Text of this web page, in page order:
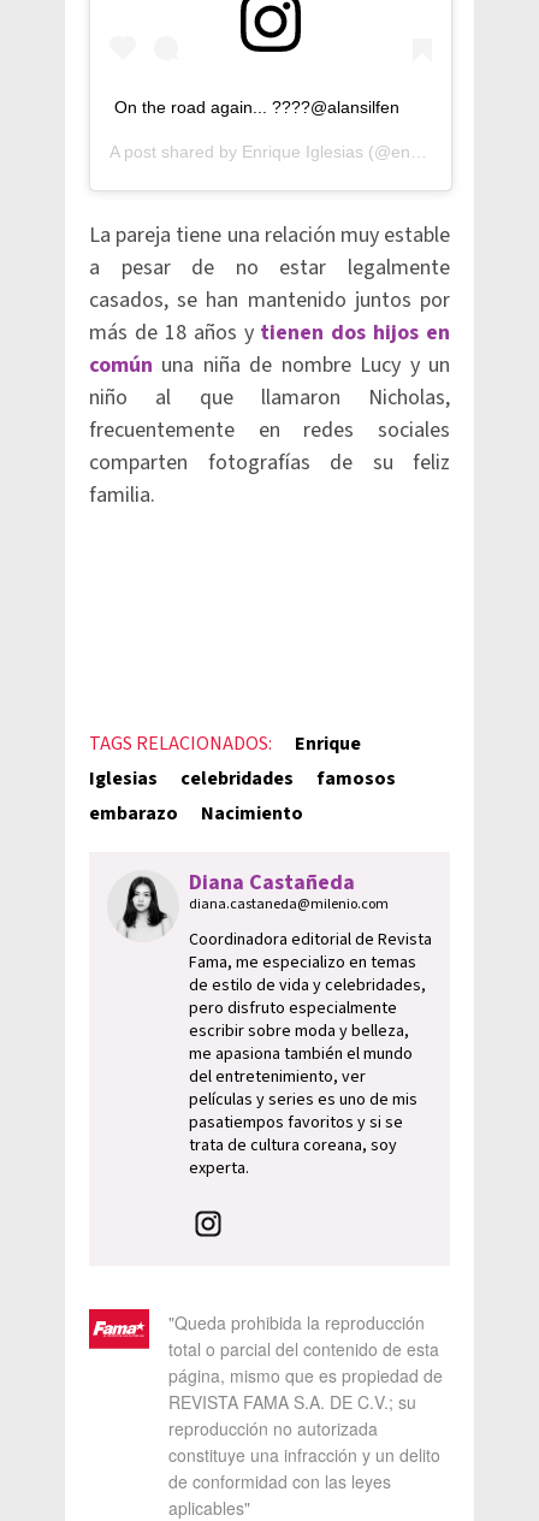
On the road again... ????@alansilfen
A post shared by Enrique Iglesias (@enriqueiglesias) on
La pareja tiene una relación muy estable
a pesar de no estar legalmente
casados, se han mantenido juntos por
más de 18 años y tienen dos hijos en
común una niña de nombre Lucy y un
niño al que llamaron Nicholas,
frecuentemente en redes sociales
comparten fotografías de su feliz
familia.
TAGS RELACIONADOS:
Enrique
Iglesias
celebridades
famosos
embarazo
Nacimiento
Diana Castañeda
diana.castaneda@milenio.com
Coordinadora editorial de Revista
Fama, me especializo en temas
de estilo de vida y celebridades,
pero disfruto especialmente
escribir sobre moda y belleza,
me apasiona también el mundo
del entretenimiento, ver
películas y series es uno de mis
pasatiempos favoritos y si se
trata de cultura coreana, soy
experta.
"Queda prohibida la reproducción
total o parcial del contenido de esta
página, mismo que es propiedad de
REVISTA FAMA S.A. DE C.V.; su
reproducción no autorizada
constituye una infracción y un delito
de conformidad con las leyes
aplicables"